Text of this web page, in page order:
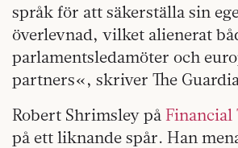
språk för att säkerställa sin
överlevnad, vilket alienerat
parlamentsledamöter och
partners«, skriver The
Robert Shrimsley på Financial
på ett liknande spår. Han